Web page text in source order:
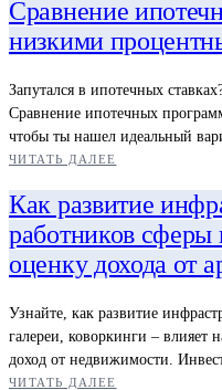
Сравнение
низкими
Запутался в ипотечных
Сравнение ипотечных
чтобы ты нашел идеальный
ЧИТАТЬ ДАЛЕЕ
Как развитие
работников сферы
оценку дохода от
Узнайте, как развитие
галереи, коворкинги – влияет
доход от недвижимости.
ЧИТАТЬ ДАЛЕЕ